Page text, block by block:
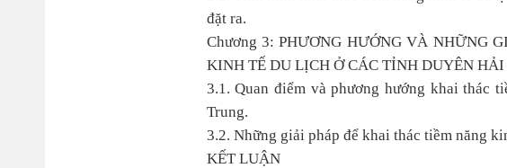
đặt ra.
Chương 3: PHƯƠNG HƯỚNG VÀ NHỮNG
KINH TẾ DU LỊCH Ở CÁC TỈNH DUYÊN
3.1. Quan điểm và phương hướng khai thác
Trung.
3.2. Những giải pháp để khai thác tiềm năng
KẾT LUẬN